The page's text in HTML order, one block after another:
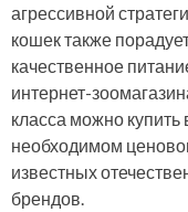
агрессивной
кошек также
качественное
интернет-
класса можно купить
необходимом
известных
брендов.